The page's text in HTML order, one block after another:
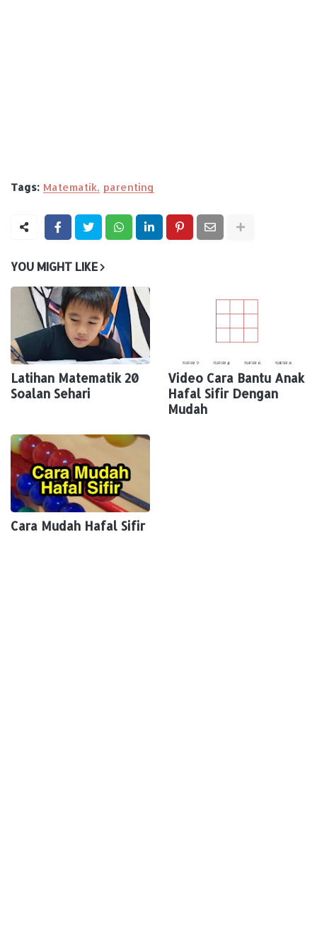
Tags: Matematik parenting
YOU MIGHT LIKE
Latihan Matematik 20
Soalan Sehari
Video Cara Bantu Anak
Hafal Sifir Dengan
Mudah
Cara Mudah Hafal Sifir